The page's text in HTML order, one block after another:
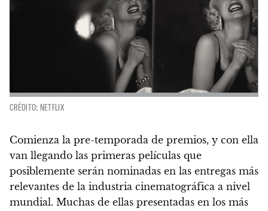
CRÉDITO: NETFLIX
Comienza la pre-temporada de premios, y con ella
van llegando las primeras películas que
posiblemente serán nominadas en las entregas más
relevantes de la industria cinematográfica a nivel
mundial. Muchas de ellas presentadas en los más